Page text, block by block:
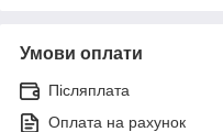
Умови оплати
Післяплата
Оплата на рахунок